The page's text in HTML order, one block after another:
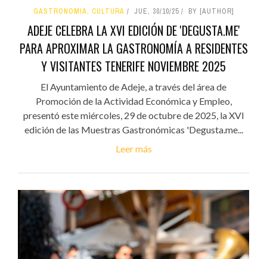
GASTRONOMIA, CULTURA JUE, 30/10/25 BY [AUTHOR]
ADEJE CELEBRA LA XVI EDICIÓN DE 'DEGUSTA.ME'
PARA APROXIMAR LA GASTRONOMÍA A RESIDENTES
Y VISITANTES TENERIFE NOVIEMBRE 2025
El Ayuntamiento de Adeje, a través del área de
Promoción de la Actividad Económica y Empleo,
presentó este miércoles, 29 de octubre de 2025, la XVI
edición de las Muestras Gastronómicas 'Degusta.me...
Leer más